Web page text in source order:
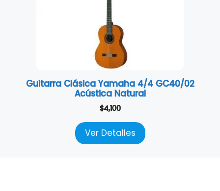
Guitarra Clásica Yamaha 4/4 GC40/02
Acústica Natural
$4,100
Ver Detalles